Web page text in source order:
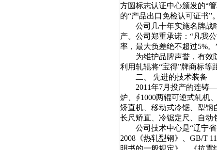
方圆标志认证中心颁发的“
的“产品出口免检认可证书”
公司几十年实施名牌战略
产。公司郑重承诺：“凡我
率，最大负差绝不超过5%
为维护品牌声誉，有效防
利用轧辊将“宝得”牌商标
二、 先进的技术装备
2011年7月投产的连铸—
炉、∮1000两辊可逆式轧机
矫直机、移动式冷锯、型钢
长尺矫直、冷锯定尺、自动
公司技术中心是“辽宁省
2008《热轧型钢》、GB/T
明书的一般规定》、《抗震